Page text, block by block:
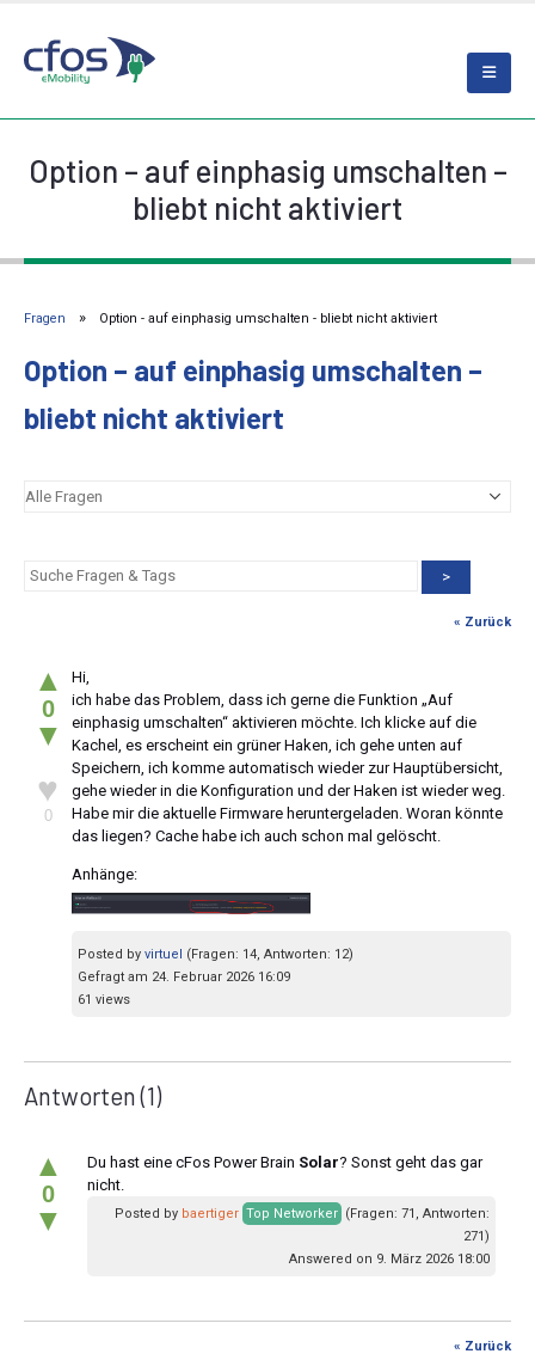
Option – auf einphasig umschalten –
bliebt nicht aktiviert
Fragen Option - auf einphasig umschalten - bliebt nicht aktiviert
Option – auf einphasig umschalten –
bliebt nicht aktiviert
>
« Zurück
▲
0
▼
♥
0
Hi,
ich habe das Problem, dass ich gerne die Funktion „Auf
einphasig umschalten“ aktivieren möchte. Ich klicke auf die
Kachel, es erscheint ein grüner Haken, ich gehe unten auf
Speichern, ich komme automatisch wieder zur Hauptübersicht,
gehe wieder in die Konfiguration und der Haken ist wieder weg.
Habe mir die aktuelle Firmware heruntergeladen. Woran könnte
das liegen? Cache habe ich auch schon mal gelöscht.
Anhänge:
Posted by virtuel (Fragen: 14, Antworten: 12)
Gefragt am 24. Februar 2026 16:09
61 views
Antworten(1)
▲
0
▼
Du hast eine cFos Power Brain Solar? Sonst geht das gar
nicht.
Posted by baertiger Top Networker (Fragen: 71, Antworten:
271)
Answered on 9. März 2026 18:00
« Zurück